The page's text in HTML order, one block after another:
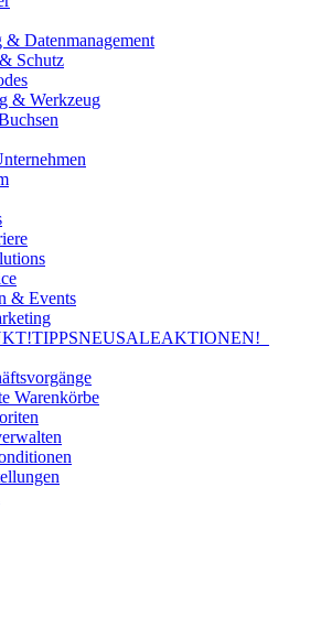
Datenmanagement
Schutz
& Werkzeug
& Events
TIPPSNEUSALEAKTIONEN!
Warenkörbe